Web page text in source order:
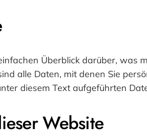
Überblick darüber, was
alle Daten, mit denen Sie
diesem Text aufgeführten
Website